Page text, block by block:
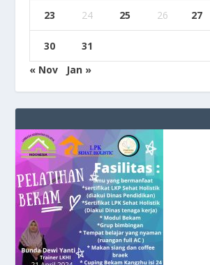
23 24 25 26 27
30
31
« Nov
Jan »